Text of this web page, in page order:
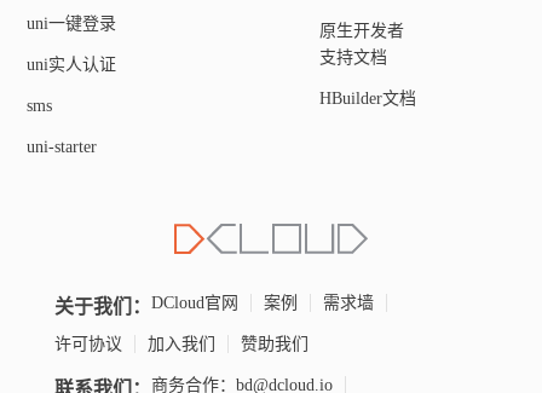
uni一键登录
uni实人认证
sms
uni-starter
原生开发者
支持文档
HBuilder文档
关于我们： DCloud官网 案例 需求墙
许可协议 加入我们 赞助我们
联系我们： 商务合作：bd@dcloud.io